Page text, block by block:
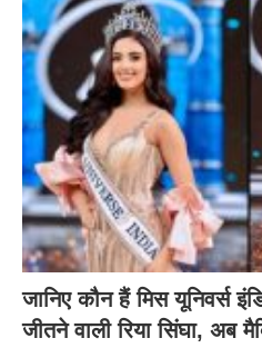
जानिए कौन हैं मिस यूनिवर्स
जीतने वाली रिया सिंघा, अब